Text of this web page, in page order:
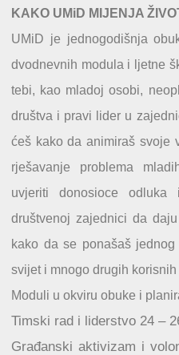
KAKO UMiD MIJENJA
UMiD je jednogodišnja
dvodnevnih modula i ljetne
tebi, kao mladoj osobi,
društva i pravi lider u
ćeš kako da animiraš svoje
rješavanje problema
uvjeriti donosioce
društvenoj zajednici da
kako da se ponašaš
svijet i mnogo drugih korisnih
Moduli u okviru obuke i
Timski rad i liderstvo 24 –
Građanski aktivizam i